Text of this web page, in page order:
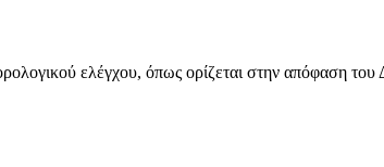
ελέγχου, όπως ορίζεται στην απόφαση